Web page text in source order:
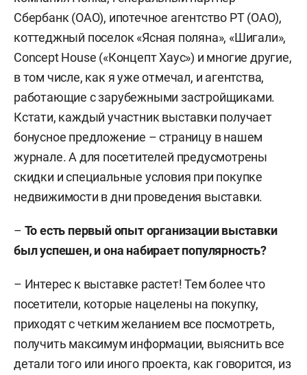
Сбербанк (ОАО), ипотечное агентство РТ (ОАО),
коттеджный поселок «Ясная поляна», «Шигали»,
Concept House («Концепт Хаус») и многие другие,
в том числе, как я уже отмечал, и агентства,
работающие с зарубежными застройщиками.
Кстати, каждый участник выставки получает
бонусное предложение – страницу в нашем
журнале. А для посетителей предусмотрены
скидки и специальные условия при покупке
недвижимости в дни проведения выставки.
– То есть первый опыт организации выставки
был успешен, и она набирает популярность?
– Интерес к выставке растет! Тем более что
посетители, которые нацелены на покупку,
приходят с четким желанием все посмотреть,
получить максимум информации, выяснить все
детали того или иного проекта, как говорится, из